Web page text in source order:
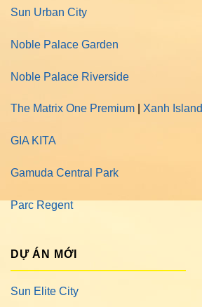
Sun Urban City
Noble Palace Garden
Noble Palace Riverside
The Matrix One Premium Xanh Island
GIA KITA
Gamuda Central Park
Parc Regent
DỰ ÁN MỚI
Sun Elite City